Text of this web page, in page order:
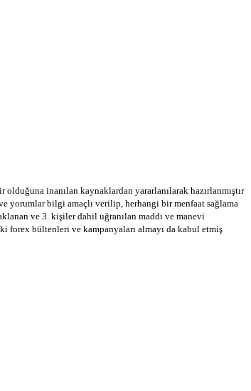
inanılan kaynaklardan yararlanılarak hazırlanmıştır
yorumlar bilgi amaçlı verilip, herhangi bir menfaat sağlama
ve 3. kişiler dahil uğranılan maddi ve manevi
forex bültenleri ve kampanyaları almayı da kabul etmiş